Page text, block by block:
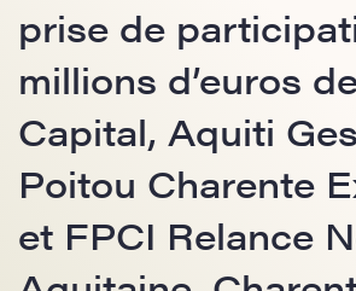
prise de
millions d’euros
Capital, Aquiti
Poitou Charente
et FPCI Relance